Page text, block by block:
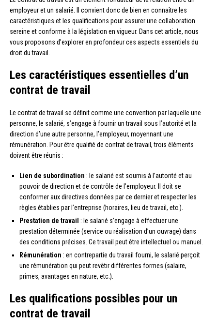
employeur et un salarié. Il convient donc de bien en connaître les
caractéristiques et les qualifications pour assurer une collaboration
sereine et conforme à la législation en vigueur. Dans cet article, nous
vous proposons d’explorer en profondeur ces aspects essentiels du
droit du travail.
Les caractéristiques essentielles d’un
contrat de travail
Le contrat de travail se définit comme une convention par laquelle une
personne, le salarié, s’engage à fournir un travail sous l’autorité et la
direction d’une autre personne, l’employeur, moyennant une
rémunération. Pour être qualifié de contrat de travail, trois éléments
doivent être réunis :
Lien de subordination : le salarié est soumis à l’autorité et au
pouvoir de direction et de contrôle de l’employeur. Il doit se
conformer aux directives données par ce dernier et respecter les
règles établies par l’entreprise (horaires, lieu de travail, etc.).
Prestation de travail : le salarié s’engage à effectuer une
prestation déterminée (service ou réalisation d’un ouvrage) dans
des conditions précises. Ce travail peut être intellectuel ou manuel.
Rémunération : en contrepartie du travail fourni, le salarié perçoit
une rémunération qui peut revêtir différentes formes (salaire,
primes, avantages en nature, etc.).
Les qualifications possibles pour un
contrat de travail